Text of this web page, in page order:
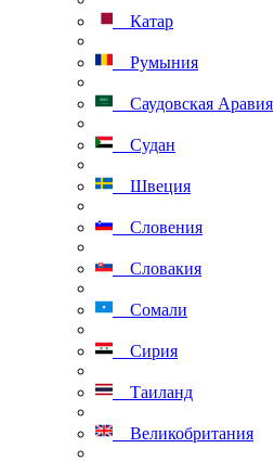
Катар
Румыния
Саудовская Аравия
Судан
Швеция
Словения
Словакия
Сомали
Сирия
Таиланд
Великобритания